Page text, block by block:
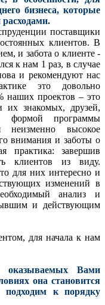
бизнеса, которые
поставщики
клиентов. В
и забота о клиенте -
к нам 1 раз, в случае
и рекомендуют нас
это довольно
наших проектов – это
их знакомых, друзей,
формой программы
неизменно высокое
внимания и заботы о
практика: завершив
клиентов из виду.
для них интересно и
изменений в
анализ и
и действующим
для начала к нам
оказываемых Вами
она становится
подходим к порядку